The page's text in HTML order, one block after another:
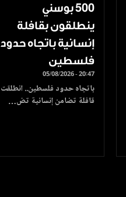
500 بوسني
ينطلقون بقافلة
إنسانية باتجاه حدود
فلسطين
05/08/2026 - 20:47
باتجاه حدود فلسطين.. انطلقت
قافلة تضامن إنسانية تض…